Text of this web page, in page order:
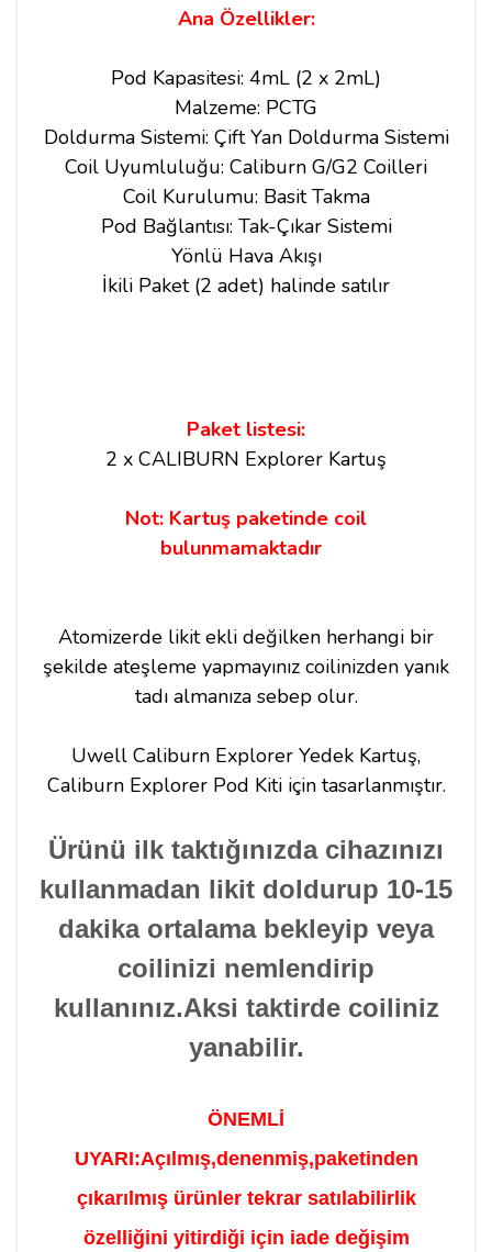
Ana Özellikler:
Pod Kapasitesi: 4mL (2 x 2mL)
Malzeme: PCTG
Doldurma Sistemi: Çift Yan Doldurma Sistemi
Coil Uyumluluğu: Caliburn G/G2 Coilleri
Coil Kurulumu: Basit Takma
Pod Bağlantısı: Tak-Çıkar Sistemi
Yönlü Hava Akışı
İkili Paket (2 adet) halinde satılır
Paket listesi:
2 x CALIBURN Explorer Kartuş
Not: Kartuş paketinde coil
bulunmamaktadır
Atomizerde likit ekli değilken herhangi bir
şekilde ateşleme yapmayınız coilinizden yanık
tadı almanıza sebep olur.
Uwell Caliburn Explorer Yedek Kartuş,
Caliburn Explorer Pod Kiti için tasarlanmıştır.
Ürünü ilk taktığınızda cihazınızı
kullanmadan likit doldurup 10-15
dakika ortalama bekleyip veya
coilinizi nemlendirip
kullanınız.Aksi taktirde coiliniz
yanabilir.
ÖNEMLİ
UYARI:Açılmış,denenmiş,paketinden
çıkarılmış ürünler tekrar satılabilirlik
özelliğini yitirdiği için iade değişim